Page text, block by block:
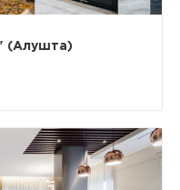
(Алушта)